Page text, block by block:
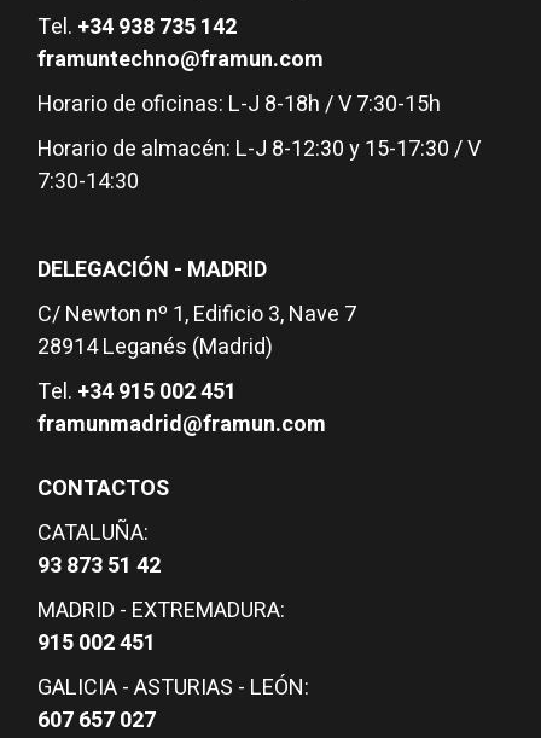
Tel. +34 938 735 142
framuntechno@framun.com
Horario de oficinas: L-J 8-18h / V 7:30-15h
Horario de almacén: L-J 8-12:30 y 15-17:30 / V
7:30-14:30
DELEGACIÓN - MADRID
C/ Newton nº 1, Edificio 3, Nave 7
28914 Leganés (Madrid)
Tel. +34 915 002 451
framunmadrid@framun.com
CONTACTOS
CATALUÑA:
93 873 51 42
MADRID - EXTREMADURA:
915 002 451
GALICIA - ASTURIAS - LEÓN:
607 657 027